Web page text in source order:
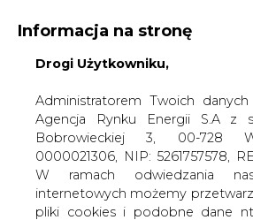
KONTAKT:
WYDAWCA PORTALU:
WYSOKI KONTRAST WIELKOŚĆ TEKSTU
Informacja na stronę
Drogi Użytkowniku,
Administratorem Twoich
Agencja Rynku Energii S.A z
Bobrowieckiej 3, 00-728
0000021306, NIP: 5261757578,
W ramach odwiedzania
internetowych możemy
pliki cookies i podobne dane